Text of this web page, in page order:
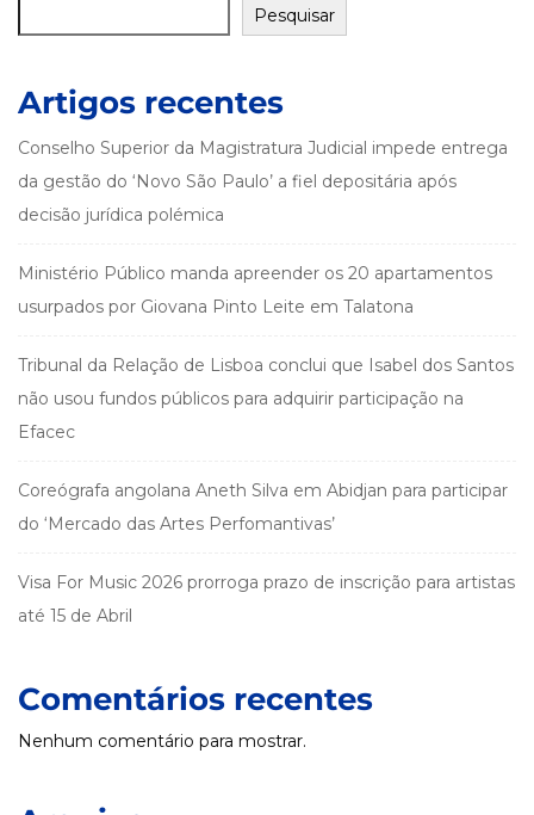
Pesquisar
Artigos recentes
Conselho Superior da Magistratura Judicial impede entrega
da gestão do ‘Novo São Paulo’ a fiel depositária após
decisão jurídica polémica
Ministério Público manda apreender os 20 apartamentos
usurpados por Giovana Pinto Leite em Talatona
Tribunal da Relação de Lisboa conclui que Isabel dos Santos
não usou fundos públicos para adquirir participação na
Efacec
Coreógrafa angolana Aneth Silva em Abidjan para participar
do ‘Mercado das Artes Perfomantivas’
Visa For Music 2026 prorroga prazo de inscrição para artistas
até 15 de Abril
Comentários recentes
Nenhum comentário para mostrar.